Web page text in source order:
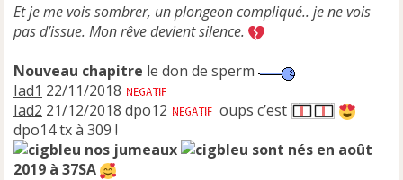
Et je me vois sombrer, un plongeon compliqué.. je ne vois
pas d’issue. Mon rêve devient silence.
Nouveau chapitre le don de sperm
Iad1 22/11/2018
Iad2 21/12/2018 dpo12
oups c’est
dpo14 tx à 309 !
nos jumeaux
sont nés en août
2019 à 37SA